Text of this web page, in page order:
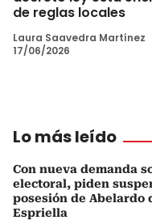
de reglas locales
Laura Saavedra Martínez
17/06/2026
Lo más leído
Con nueva demanda
electoral, piden
posesión de Abelardo
Espriella